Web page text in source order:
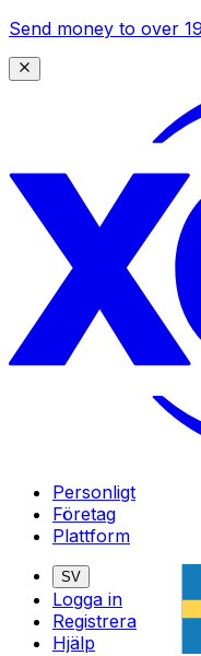
Send money to over
Personligt
Företag
Plattform
SV
Logga in
Registrera
Hjälp